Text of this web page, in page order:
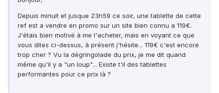
Depuis minuit et jusque 23h59 ce soir, une tablette de cette
ref est a vendre en promo sur un site bien connu a 119€.
J'étais bien motivé à me l'acheter, mais en voyant ce que
vous dites ci-dessus, à présent j'hésite... 119€ c'est encore
trop cher ? Vu la dégringolade du prix, je me dit quand
même qu'il y a "un loup"... Existe t'il des tablettes
performantes pour ce prix là ?